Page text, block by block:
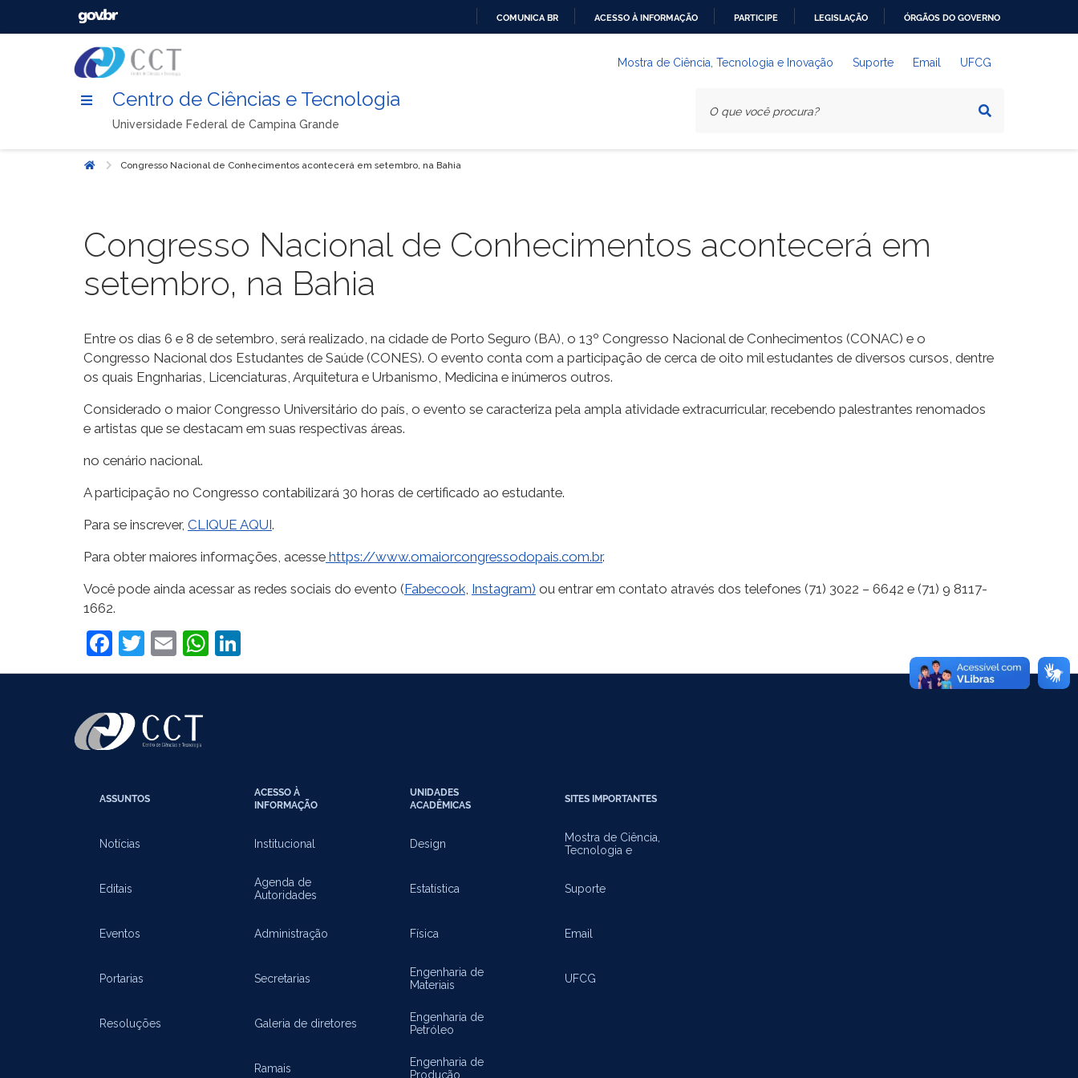
COMUNICA BR ACESSO À INFORMAÇÃO PARTICIPE LEGISLAÇÃO ÓRGÃOS DO GOVERNO
Mostra de Ciência, Tecnologia e Inovação Suporte Email UFCG
Centro de Ciências e Tecnologia
Universidade Federal de Campina Grande
Início Congresso Nacional de Conhecimentos acontecerá em setembro, na Bahia
Congresso Nacional de Conhecimentos acontecerá em
setembro, na Bahia
Entre os dias 6 e 8 de setembro, será realizado, na cidade de Porto Seguro (BA), o 13º Congresso Nacional de Conhecimentos (CONAC) e o
Congresso Nacional dos Estudantes de Saúde (CONES). O evento conta com a participação de cerca de oito mil estudantes de diversos cursos, dentre
os quais Engnharias, Licenciaturas, Arquitetura e Urbanismo, Medicina e inúmeros outros.
Considerado o maior Congresso Universitário do país, o evento se caracteriza pela ampla atividade extracurricular, recebendo palestrantes renomados
e artistas que se destacam em suas respectivas áreas.
no cenário nacional.
A participação no Congresso contabilizará 30 horas de certificado ao estudante.
Para se inscrever, CLIQUE AQUI.
Para obter maiores informações, acesse https://www.omaiorcongressodopais.com.br.
Você pode ainda acessar as redes sociais do evento (Fabecook Instagram) ou entrar em contato através dos telefones (71) 3022 – 6642 e (71) 9 8117-
1662.
Facebook
Twitter
EmailWhatsApp
ASSUNTOS
Notícias
Editais
Eventos
Portarias
Resoluções
ACESSO À
INFORMAÇÃO
Institucional
Agenda de
Autoridades
Administração
Secretarias
Galeria de diretores
Ramais
UNIDADES
ACADÊMICAS
Design
Estatística
Física
Engenharia de
Materiais
Engenharia de
Petróleo
Engenharia de
Produção
SITES IMPORTANTES
Mostra de Ciência,
Tecnologia e
Suporte
Email
UFCG